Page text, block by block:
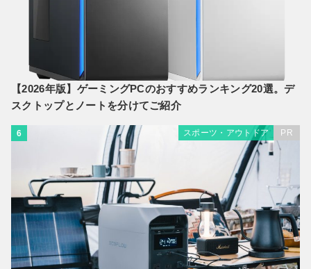
【2026年版】ゲーミングPCのおすすめランキング20選。デ
スクトップとノートを分けてご紹介
6 スポーツ・アウトドア PR